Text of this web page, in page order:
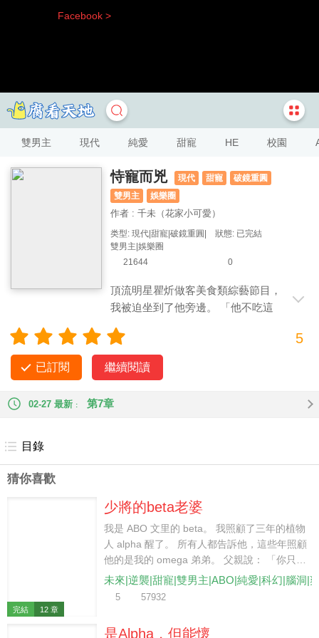
Facebook >
雙男主 現代 純愛 甜寵 HE 校園
恃寵而兇 現代 甜寵
破鏡重圓
雙男主
娛樂圈
作者 : 千未（花家小可愛）
类型: 現代|甜寵|破鏡重圓|
雙男主|娛樂圈
狀態: 已完結
21644 0
頂流明星瞿炘做客美食類綜藝節目，
我被迫坐到了他旁邊。 「他不吃這
候麻煩問一下大家的口味。」 「算了，我自己來做。」 直播正
在進行中，瞿炘卻撂下碗筷，起身往廚房去。 【什麼情況，哥
哥和溫時認識？】 【我錯過了什麼，哥哥剛剛不是還看溫時不
耶！！！】 導演組立馬把鏡頭對準了我，在場嘉賓也紛紛問我
已。
5
已訂閱 繼續閱讀
02-27 最新 第7章
目錄
猜你喜歡
完結 12 章
少將的beta老婆
我是 ABO 文里的 beta。 我照顧了三年的植物
人 alpha 醒了。 所有人都告訴他，這些年照顧
他的是我的 omega 弟弟。 父親說： 「你只是
個 beta，他是帝國最有前途的少將，你跟他沒
結果的，還不如讓你弟弟頂替你與他聯姻。」
未來|逆襲|甜寵|雙男主|ABO|純愛|科幻|腦洞|
5 57932
是Alpha，但能懷